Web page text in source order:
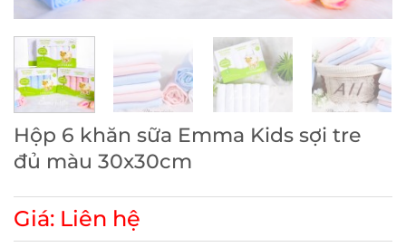
Hộp 6 khăn sữa Emma Kids sợi tre
đủ màu 30x30cm
Giá: Liên hệ